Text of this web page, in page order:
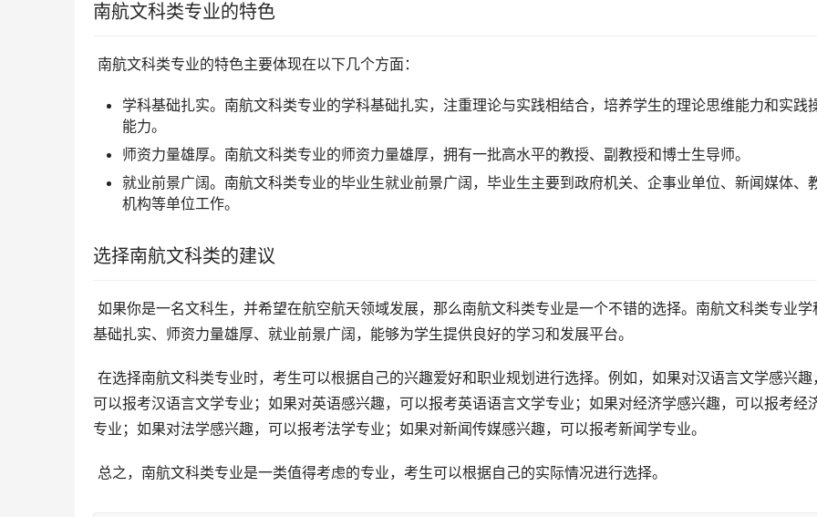
南航文科类专业的特色
南航文科类专业的特色主要体现在以下几个方面：
学科基础扎实。南航文科类专业的学科基础扎实，注重理论与实践相结合，培养学生的理论思维能力和实践
能力。
师资力量雄厚。南航文科类专业的师资力量雄厚，拥有一批高水平的教授、副教授和博士生导师。
就业前景广阔。南航文科类专业的毕业生就业前景广阔，毕业生主要到政府机关、企事业单位、新闻媒体、
机构等单位工作。
选择南航文科类的建议
基础扎实、师资力量雄厚、就业前景广阔，能够为学生提供良好的学习和发展平台。
可以报考汉语言文学专业；如果对英语感兴趣，可以报考英语语言文学专业；如果对经济学感兴趣，可以报考经
专业；如果对法学感兴趣，可以报考法学专业；如果对新闻传媒感兴趣，可以报考新闻学专业。
总之，南航文科类专业是一类值得考虑的专业，考生可以根据自己的实际情况进行选择。